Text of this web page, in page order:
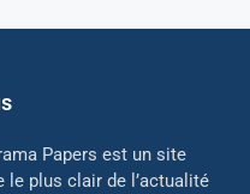
Papers est un site
le plus clair de l’actualité